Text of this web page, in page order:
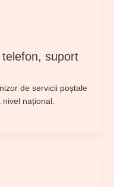
suport
de servicii poștale
național.